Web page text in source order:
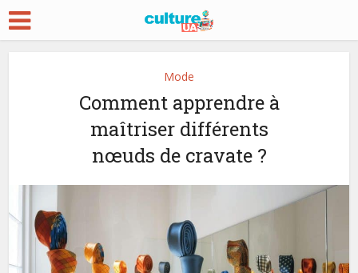
Mode
Comment apprendre à
maîtriser différents
nœuds de cravate ?